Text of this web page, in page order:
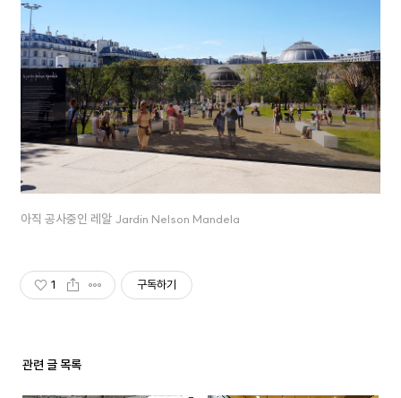
아직 공사중인 레알 Jardin Nelson Mandela
1 구독하기
관련 글 목록